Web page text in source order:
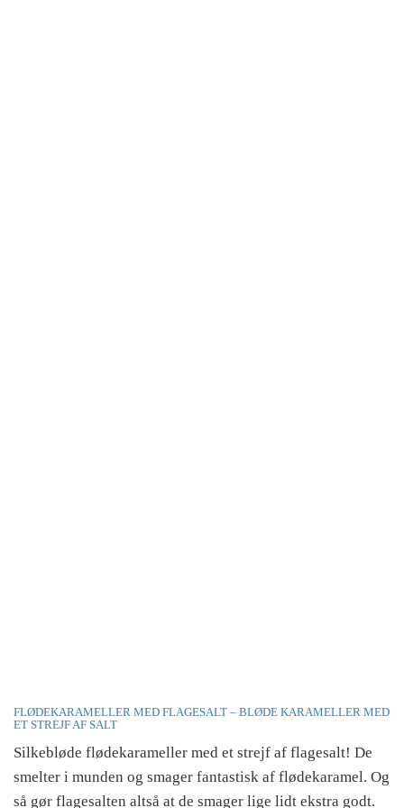
FLØDEKARAMELLER MED FLAGESALT – BLØDE KARAMELLER MED
ET STREJF AF SALT
Silkebløde flødekarameller med et strejf af flagesalt! De
smelter i munden og smager fantastisk af flødekaramel. Og
så gør flagesalten altså at de smager lige lidt ekstra godt.